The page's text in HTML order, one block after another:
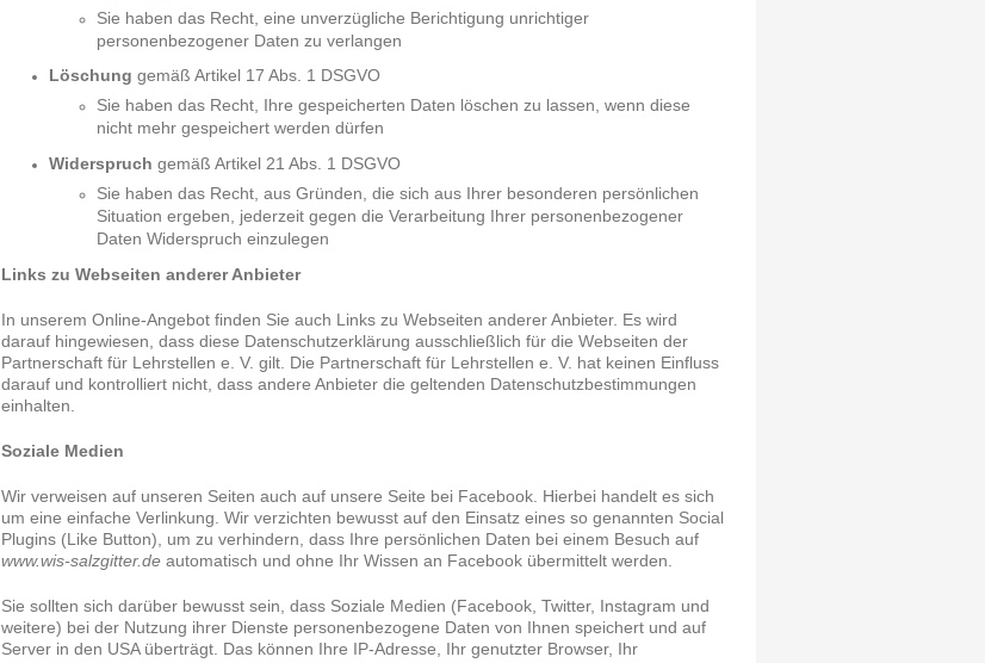
Sie haben das Recht, eine unverzügliche Berichtigung unrichtiger
personenbezogener Daten zu verlangen
Löschung gemäß Artikel 17 Abs. 1 DSGVO
Sie haben das Recht, Ihre gespeicherten Daten löschen zu lassen, wenn diese
nicht mehr gespeichert werden dürfen
Widerspruch gemäß Artikel 21 Abs. 1 DSGVO
Sie haben das Recht, aus Gründen, die sich aus Ihrer besonderen persönlichen
Situation ergeben, jederzeit gegen die Verarbeitung Ihrer personenbezogener
Daten Widerspruch einzulegen
Links zu Webseiten anderer Anbieter
In unserem Online-Angebot finden Sie auch Links zu Webseiten anderer Anbieter. Es wird
darauf hingewiesen, dass diese Datenschutzerklärung ausschließlich für die Webseiten der
Partnerschaft für Lehrstellen e. V. gilt. Die Partnerschaft für Lehrstellen e. V. hat keinen Einfluss
darauf und kontrolliert nicht, dass andere Anbieter die geltenden Datenschutzbestimmungen
einhalten.
Soziale Medien
Wir verweisen auf unseren Seiten auch auf unsere Seite bei Facebook. Hierbei handelt es sich
um eine einfache Verlinkung. Wir verzichten bewusst auf den Einsatz eines so genannten Social
Plugins (Like Button), um zu verhindern, dass Ihre persönlichen Daten bei einem Besuch auf
www.wis-salzgitter.de automatisch und ohne Ihr Wissen an Facebook übermittelt werden.
Sie sollten sich darüber bewusst sein, dass Soziale Medien (Facebook, Twitter, Instagram und
weitere) bei der Nutzung ihrer Dienste personenbezogene Daten von Ihnen speichert und auf
Server in den USA überträgt. Das können Ihre IP-Adresse, Ihr genutzter Browser, Ihr